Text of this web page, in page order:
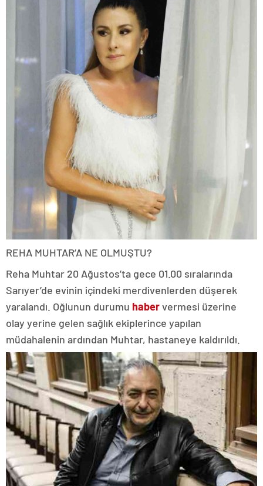
REHA MUHTAR’A NE OLMUŞTU?
Reha Muhtar 20 Ağustos’ta gece 01.00 sıralarında
Sarıyer’de evinin içindeki merdivenlerden düşerek
yaralandı. Oğlunun durumu habervermesi üzerine
olay yerine gelen sağlık ekiplerince yapılan
müdahalenin ardından Muhtar, hastaneye kaldırıldı.